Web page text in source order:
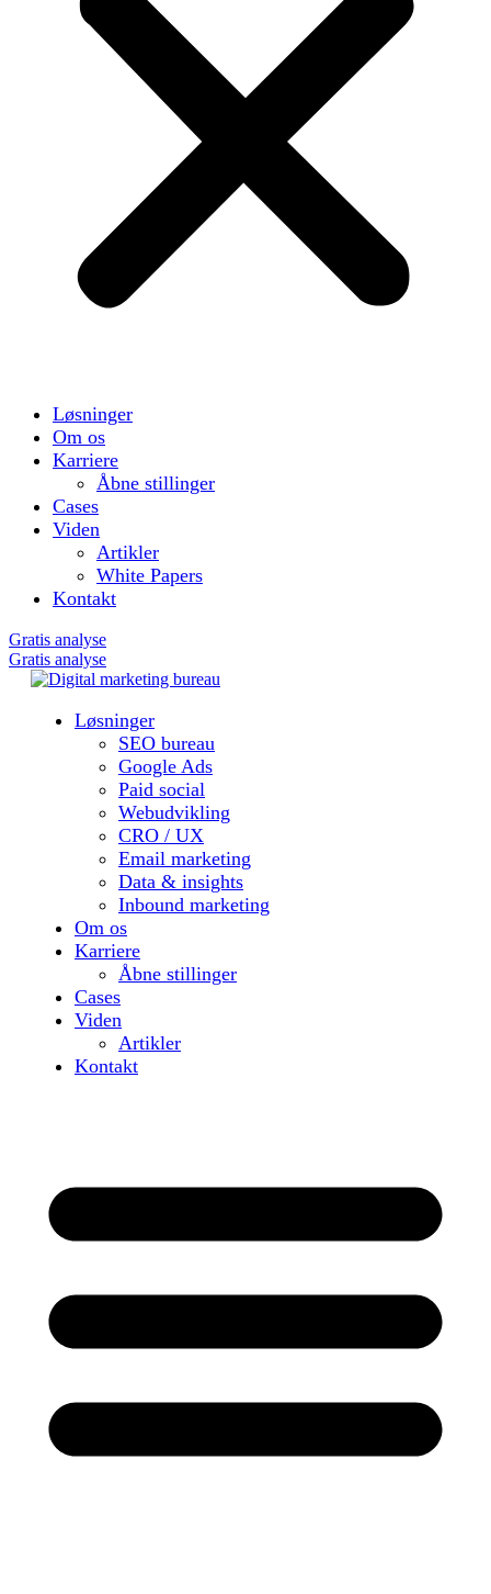
Løsninger
Om os
Karriere
Åbne stillinger
Cases
Viden
Artikler
White Papers
Kontakt
Gratis analyse
Gratis analyse
Løsninger
SEO bureau
Google Ads
Paid social
Webudvikling
CRO / UX
Email marketing
Data & insights
Inbound marketing
Om os
Karriere
Åbne stillinger
Cases
Viden
Artikler
Kontakt